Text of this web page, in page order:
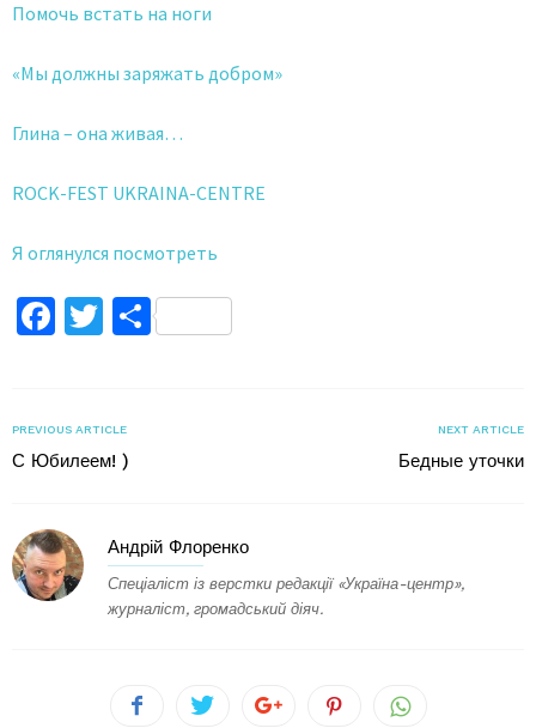
Помочь встать на ноги
«Мы должны заряжать добром»
Глина – она живая…
ROCK-FEST UKRAINA-CENTRE
Я оглянулся посмотреть
Facebook
TwitterПоділитися
PREVIOUS ARTICLE
С Юбилеем! )
NEXT ARTICLE
Бедные уточки
Андрій Флоренко
Спеціаліст із верстки редакції «Україна-центр»,
журналіст, громадський діяч.